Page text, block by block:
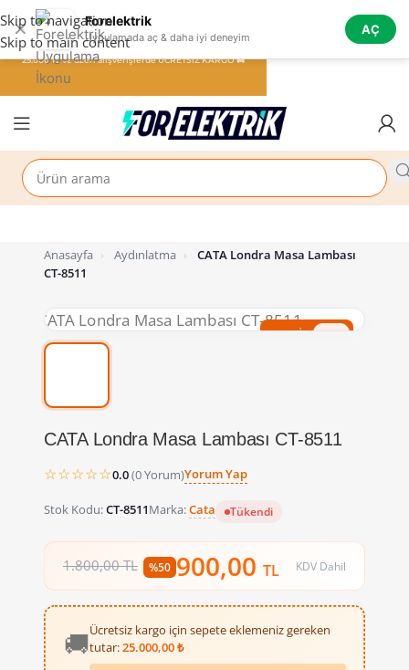
✕ Forelektrik
Uygulamada aç & daha iyi deneyim
AÇ
Skip to navigation
Skip to main content
Anasayfa › Aydınlatma ›
CATA Londra Masa Lambası
CT-8511
%50 İndirim
CATA Londra Masa Lambası CT-8511
☆☆☆☆☆0.0(0 Yorum)Yorum Yap
Stok Kodu:CT-8511Marka:Cata Tükendi
1.800,00 TL %50 900,00 TL KDV Dahil
🚚Ücretsiz kargo için sepete eklemeniz gereken
tutar:25.000,00 ₺
25.000 TL ve üzeri alışverişlerde ÜCRETSİZ KARGO 🚚